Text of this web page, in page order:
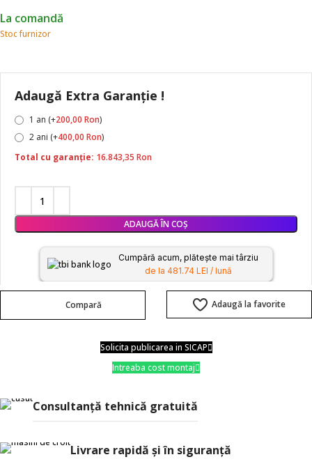
La comandă
Stoc furnizor
Adaugă Extra Garanție !
1 an (+200,00 Ron)
2 ani (+400,00 Ron)
Total cu garanție: 16.843,35 Ron
ADAUGĂ ÎN COȘ
Cumpără acum, plătește mai târziu
de la 481.74 LEI / lună
Compară Adaugă la favorite
Solicita publicarea in SICAP
Intreaba cost montaj
Consultanţă tehnică gratuită
Livrare rapidă şi în siguranţă